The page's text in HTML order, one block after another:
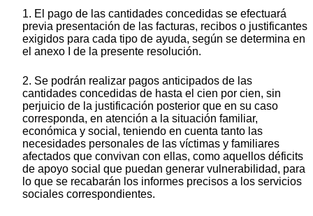
1. El pago de las cantidades concedidas se efectuará
previa presentación de las facturas, recibos o justificantes
exigidos para cada tipo de ayuda, según se determina en
el anexo I de la presente resolución.
2. Se podrán realizar pagos anticipados de las
cantidades concedidas de hasta el cien por cien, sin
perjuicio de la justificación posterior que en su caso
corresponda, en atención a la situación familiar,
económica y social, teniendo en cuenta tanto las
necesidades personales de las víctimas y familiares
afectados que convivan con ellas, como aquellos déficits
de apoyo social que puedan generar vulnerabilidad, para
lo que se recabarán los informes precisos a los servicios
sociales correspondientes.